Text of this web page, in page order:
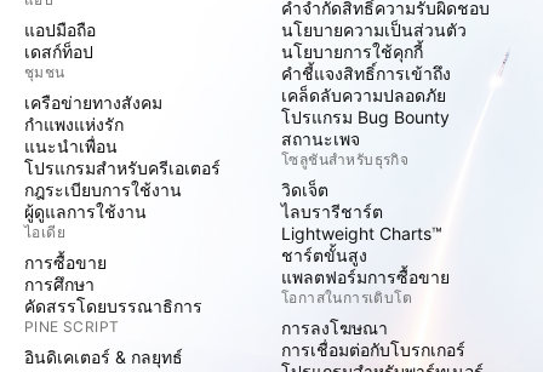
แอปมือถือ
เดสก์ท็อป
ชุมชน
เครือข่ายทางสังคม
กำแพงแห่งรัก
แนะนำเพื่อน
โปรแกรมสำหรับครีเอเตอร์
กฎระเบียบการใช้งาน
ผู้ดูแลการใช้งาน
ไอเดีย
การซื้อขาย
การศึกษา
คัดสรรโดยบรรณาธิการ
PINE SCRIPT
อินดิเคเตอร์ & กลยุทธ์
คำจำกัดสิทธิ์ความรับผิดชอบ
นโยบายความเป็นส่วนตัว
นโยบายการใช้คุกกี้
คำชี้แจงสิทธิ์การเข้าถึง
เคล็ดลับความปลอดภัย
โปรแกรม Bug Bounty
สถานะเพจ
โซลูชันสำหรับธุรกิจ
วิดเจ็ต
ไลบรารีชาร์ต
Lightweight Charts™
ชาร์ตขั้นสูง
แพลตฟอร์มการซื้อขาย
โอกาสในการเติบโต
การลงโฆษณา
การเชื่อมต่อกับโบรกเกอร์